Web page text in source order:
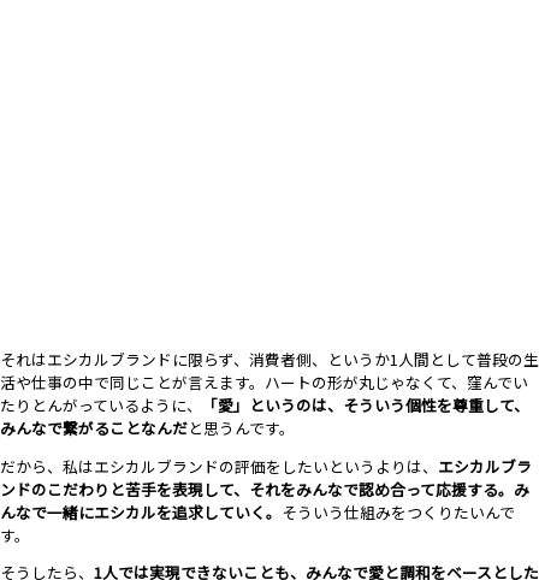
それはエシカルブランドに限らず、消費者側、というか1人間として普段の生
活や仕事の中で同じことが言えます。ハートの形が丸じゃなくて、窪んでい
たりとんがっているように、
「愛」というのは、そういう個性を尊重して、
みんなで繋がることなんだと思うんです。
だから、私はエシカルブランドの評価をしたいというよりは、 エシカルブラ
ンドのこだわりと苦手を表現して、それをみんなで認め合って応援する。み
んなで一緒にエシカルを追求していく。 そういう仕組みをつくりたいんで
す。
そうしたら、 1人では実現できないことも、みんなで愛と調和をベースとした